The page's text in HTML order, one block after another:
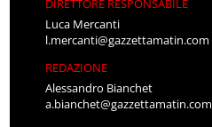
DIRETTORE RESPONSABILE
Luca Mercanti
l.mercanti@gazzettamatin.com
REDAZIONE
Alessandro Bianchet
a.bianchet@gazzettamatin.com